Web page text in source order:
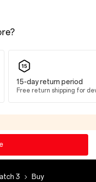
15-day return period
Free return shipping for
3 Buy